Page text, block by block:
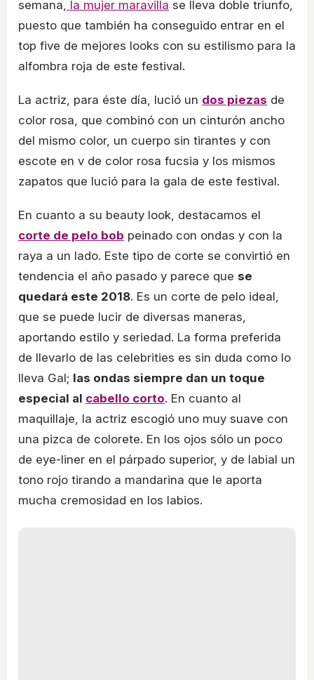
semana, la mujer maravilla se lleva doble triunfo,
puesto que también ha conseguido entrar en el
top five de mejores looks con su estilismo para la
alfombra roja de este festival.
La actriz, para éste día, lució un dos piezas de
color rosa, que combinó con un cinturón ancho
del mismo color, un cuerpo sin tirantes y con
escote en v de color rosa fucsia y los mismos
zapatos que lució para la gala de este festival.
En cuanto a su beauty look, destacamos el
corte de pelo bob peinado con ondas y con la
raya a un lado. Este tipo de corte se convirtió en
tendencia el año pasado y parece que se
quedará este 2018. Es un corte de pelo ideal,
que se puede lucir de diversas maneras,
aportando estilo y seriedad. La forma preferida
de llevarlo de las celebrities es sin duda como lo
lleva Gal; las ondas siempre dan un toque
especial al cabello corto. En cuanto al
maquillaje, la actriz escogió uno muy suave con
una pizca de colorete. En los ojos sólo un poco
de eye-liner en el párpado superior, y de labial un
tono rojo tirando a mandarina que le aporta
mucha cremosidad en los labios.